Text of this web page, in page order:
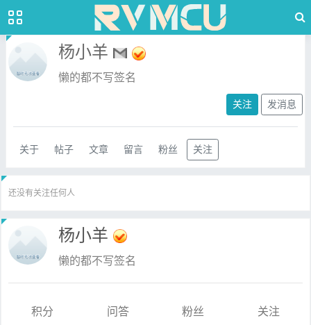
杨小羊
懒的都不写签名
关注 发消息
关于 帖子 文章 留言 粉丝 关注
还没有关注任何人
杨小羊
懒的都不写签名
积分
问答
粉丝
关注